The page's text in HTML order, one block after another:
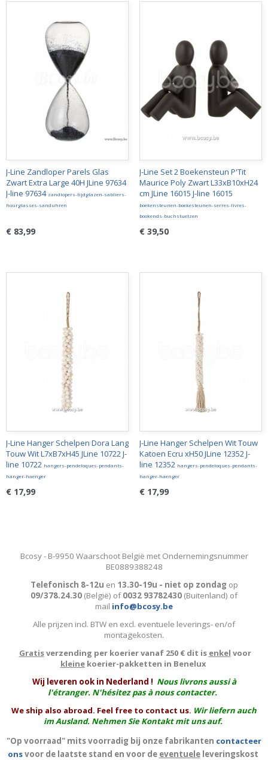
J-Line Zandloper Parels Glas
Zwart Extra Large 40H JLine 97634
J-line 97634 zandlopers-tijdglazen-sabliers-
hourglasses-sanduhren
€ 83,99
J-Line Set 2 Boekensteun P'Tit
Maurice Poly Zwart L33xB10xH24
cm JLine 16015 J-line 16015
boekensteunen-boekesteunen-serres-livres-
bookends-buchstuetzen
€ 39,50
J-Line Hanger Schelpen Dora Lang
Touw Wit L7xB7xH45 JLine 10722 J-
line 10722 hangers-pendeloques-pendants-
hanger-haenger
€ 17,99
J-Line Hanger Schelpen Wit Touw
Katoen Ecru xH50 JLine 12352 J-
line 12352 hangers-pendeloques-pendants-
hanger-haenger
€ 17,99
Bcosy - B-9950 Waarschoot België met Ondernemingsnummer
BE0889388248
Telefonisch 8-12u en 13.30-19u - niet op zondag op
09/378.24.30 (België) of0032 93782430 (Buitenland) of
mail info@bcosy.be
Alle prijzen incl. BTW en excl. eventuele leverings- en/of
montagekosten.
Gratisverzending per koerier vanaf 250 € dit is enkel voor
kleinekoerier-pakketten in Benelux
Wij leveren ook in Nederland ! Nous livrons aussi à
l'étranger. N'hésitez pas à nous contacter.
We ship also abroad. Feel free to contact us. Wir liefern auch
im Ausland. Nehmen Sie Kontakt mit uns auf.
"Op voorraad" mits voorradig bij onze fabrikanten contacteer
onsvoor de laatste stand en voor de eventueleleveringskost